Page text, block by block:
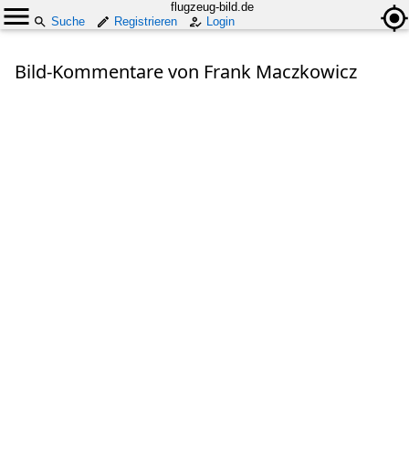
flugzeug-bild.de
Suche
Registrieren Login
Bild-Kommentare von Frank Maczkowicz